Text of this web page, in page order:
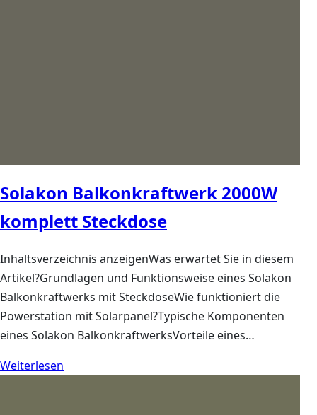
Solakon Balkonkraftwerk 2000W
komplett Steckdose
Inhaltsverzeichnis anzeigenWas erwartet Sie in diesem
Artikel?Grundlagen und Funktionsweise eines Solakon
Balkonkraftwerks mit SteckdoseWie funktioniert die
Powerstation mit Solarpanel?Typische Komponenten
eines Solakon BalkonkraftwerksVorteile eines…
Weiterlesen